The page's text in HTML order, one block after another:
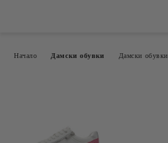
Начало Дамски обувки Дамски обувки